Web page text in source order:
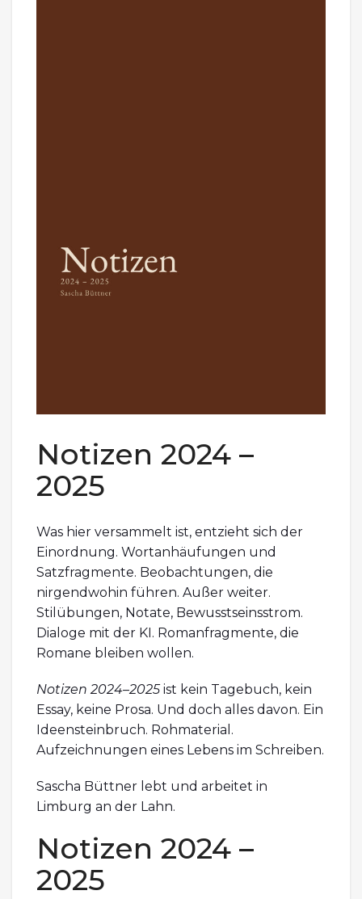
Notizen 2024 –
2025
Was hier versammelt ist, entzieht sich der
Einordnung. Wortanhäufungen und
Satzfragmente. Beobachtungen, die
nirgendwohin führen. Außer weiter.
Stilübungen, Notate, Bewusstseinsstrom.
Dialoge mit der KI. Romanfragmente, die
Romane bleiben wollen.
Notizen 2024–2025ist kein Tagebuch, kein
Essay, keine Prosa. Und doch alles davon. Ein
Ideensteinbruch. Rohmaterial.
Aufzeichnungen eines Lebens im Schreiben.
Sascha Büttner lebt und arbeitet in
Limburg an der Lahn.
Notizen 2024 –
2025